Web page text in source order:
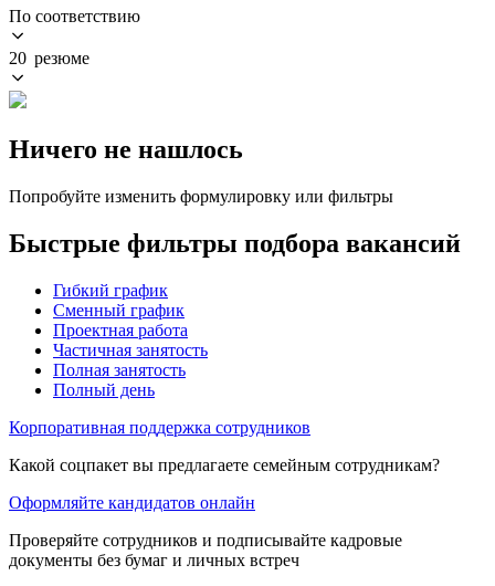
По соответствию
20 резюме
Ничего не нашлось
Попробуйте изменить формулировку или фильтры
Быстрые фильтры подбора вакансий
Гибкий график
Сменный график
Проектная работа
Частичная занятость
Полная занятость
Полный день
Корпоративная поддержка сотрудников
Какой соцпакет вы предлагаете семейным сотрудникам?
Оформляйте кандидатов онлайн
Проверяйте сотрудников и подписывайте кадровые
документы без бумаг и личных встреч